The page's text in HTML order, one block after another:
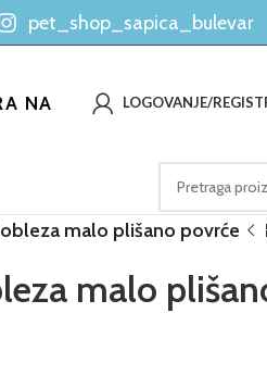
pet_shop_sapica_bulevar
NA
LOGOVANJE/
malo plišano povrće
malo